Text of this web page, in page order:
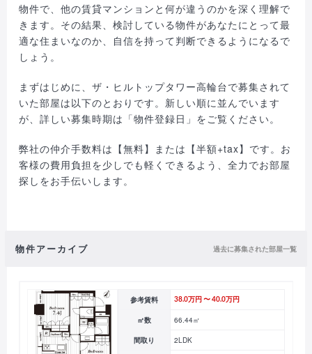
物件で、他の賃貸マンションと何が違うのかを深く理解で
きます。その結果、検討している物件があなたにとって最
適な住まいなのか、自信を持って判断できるようになるで
しょう。
まずはじめに、ザ・ヒルトップタワー高輪台で募集されて
いた部屋は以下のとおりです。新しい順に並んでいます
が、詳しい募集時期は「物件登録日」をご覧ください。
弊社の仲介手数料は【無料】または【半額+tax】です。お
客様の費用負担を少しでも軽くできるよう、全力でお部屋
探しをお手伝いします。
物件アーカイブ 過去に募集された部屋一覧
参考賃料 38.0万円 〜 40.0万円
㎡数 66.44㎡
間取り 2LDK